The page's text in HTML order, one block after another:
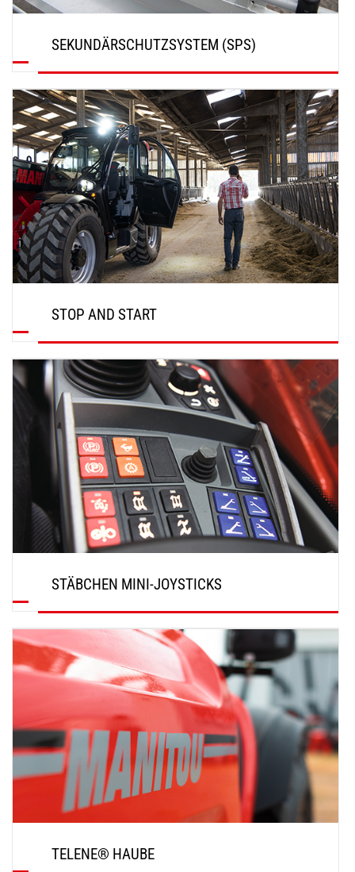
SEKUNDÄRSCHUTZSYSTEM (SPS)
ENTDECKEN
STOP AND START
ENTDECKEN
STÄBCHEN MINI-JOYSTICKS
ENTDECKEN
TELENE® HAUBE